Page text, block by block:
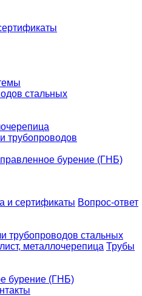
стальных
трубопроводов
бурение (ГНБ)
и сертификаты Вопрос-ответ
трубопроводов стальных
металлочерепица Трубы
бурение (ГНБ)